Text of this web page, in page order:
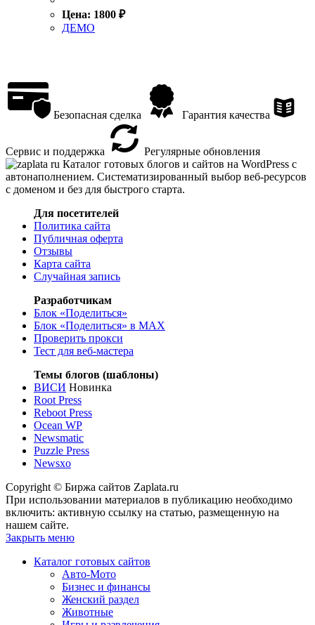
Цена: 1800 ₽
ДЕМО
Безопасная сделка Гарантия качества
Сервис и поддержка
Регулярные обновления
Каталог готовых блогов и сайтов на WordPress с
автонаполнением. Систематизированный выбор веб-ресурсов
с доменом и без для быстрого старта.
Для посетителей
Политика сайта
Публичная оферта
Отзывы
Карта сайта
Случайная запись
Разработчикам
Блок «Поделиться»
Блок «Поделиться» в MAX
Проверить прокси
Тест для веб-мастера
Темы блогов (шаблоны)
ВИСИ Новинка
Root Press
Reboot Press
Ocean WP
Newsmatic
Puzzle Press
Newsxo
Copyright © Биржа сайтов Zaplata.ru
При использовании материалов в публикацию необходимо
включить: активную ссылку на статью, размещенную на
нашем сайте.
Закрыть меню
Каталог готовых сайтов
Авто-Мото
Бизнес и финансы
Женский раздел
Животные